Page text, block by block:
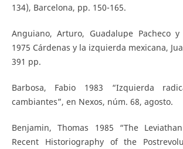
134), Barcelona, pp. 150-165.
Anguiano, Arturo, Guadalupe Pacheco y
1975 Cárdenas y la izquierda mexicana,
391 pp.
Barbosa, Fabio 1983 “Izquierda
cambiantes”, en Nexos, núm. 68, agosto.
Benjamin, Thomas 1985 “The
Recent Historiography of the